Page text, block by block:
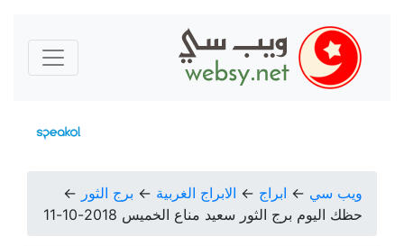
ويب سي ← ابراج ← الابراج الغربية ← برج الثور ←
حظك اليوم برج الثور سعيد مناع الخميس 2018-10-11